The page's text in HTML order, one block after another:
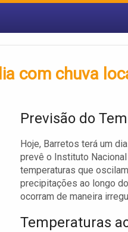
com chuva
Previsão do
Hoje, Barretos terá um
prevê o Instituto
temperaturas que
precipitações ao longo
ocorram de maneira
Temperaturas